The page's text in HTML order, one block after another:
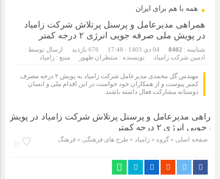
تجدید بیعت کارکنان شرکت پارس خودرو با آرمان های رهبر کبیر و فقید
انقلاب اسلامی ایران
مسابقات ورزشی در مگاموتوربا استقبال کارکنان برگزار شد
مراسم عزاداری و ذکرمصیبت سالروز شهادت امام محمدتقی(ع) در
تجربه‌ای میدانی از صنعت برای دانش‌آموزان فنی‌وحرفه‌ای؛ بازدید
مراسم بزرگداشت سالروز آزادسازی خرمشهر در شرکت پارس خودرو
برگزار شد
مراسم گرامیداشت سالروز آزادسازی خرمشهر در نمازخانه فاطمیه
همه با هم برای ایران
همراهی مدیرعامل و پرسنل پرتلاش شرکت زامیاد
در پویش ملی صرفه جویی انرژی ۲ درجه کمتر
شناسه : 8402 04 دی 1403 - 17:48
ارسال توسط :
ادمین شرکت زامیاد
نویسنده : منتظران ظهور منبع : زامیاد
مهندس گل محمدی مدیرعامل شرکت زامیاد به پویش ۲ درجه مصرف
کمتر پیوست و از همکاران خود خواست در این اقدام ملی و انسان
دوستانه مشارکت فعال داشته باشند.
صفحه اصلی » گروه » زامیاد » طرح های فرهنگی » فرهنگ
22